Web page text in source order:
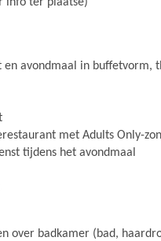
en avondmaal in buffetvorm,
met Adults Only-
tijdens het avondmaal
over badkamer (bad,